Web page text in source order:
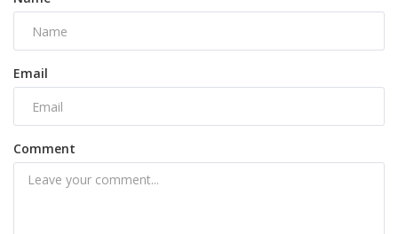
Email
Comment